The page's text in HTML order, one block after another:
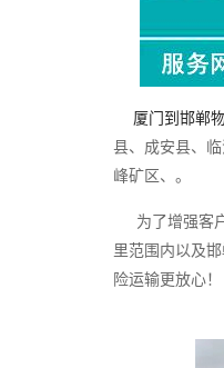
厦门到邯郸
县、成安县、
峰矿区、。
为了增强客户
里范围内以及
险运输更放心！